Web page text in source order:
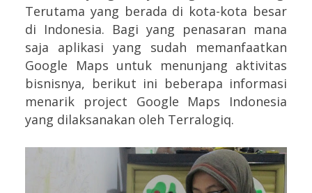
Terutama yang berada di kota-kota besar
di Indonesia. Bagi yang penasaran mana
saja aplikasi yang sudah memanfaatkan
Google Maps untuk menunjang aktivitas
bisnisnya, berikut ini beberapa informasi
menarik project Google Maps Indonesia
yang dilaksanakan oleh Terralogiq.